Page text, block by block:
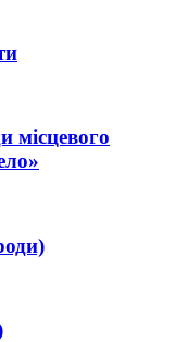
місцевого